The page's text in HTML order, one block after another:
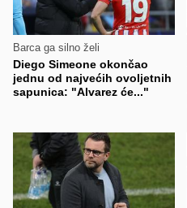
Barca ga silno želi
Diego Simeone okončao
jednu od najvećih ovoljetnih
sapunica: "Alvarez će..."